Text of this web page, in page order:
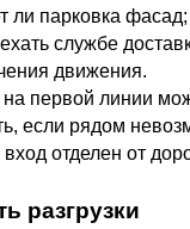
ли парковка фасад;
службе
движения.
первой линии
если рядом
отделен от
разгрузки